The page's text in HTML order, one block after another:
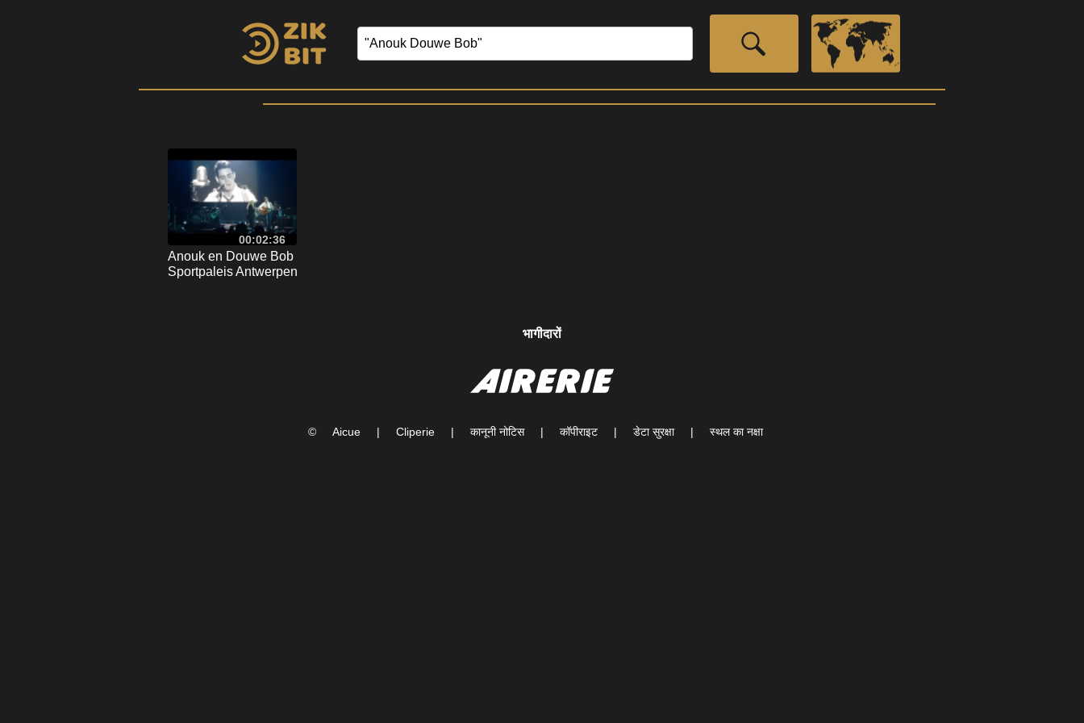
00:02:36
Anouk en Douwe Bob
Sportpaleis Antwerpen
भागीदारों
© Aicue | Cliperie | कानूनी नोटिस | कॉपीराइट | डेटा सुरक्षा | स्थल का नक्षा